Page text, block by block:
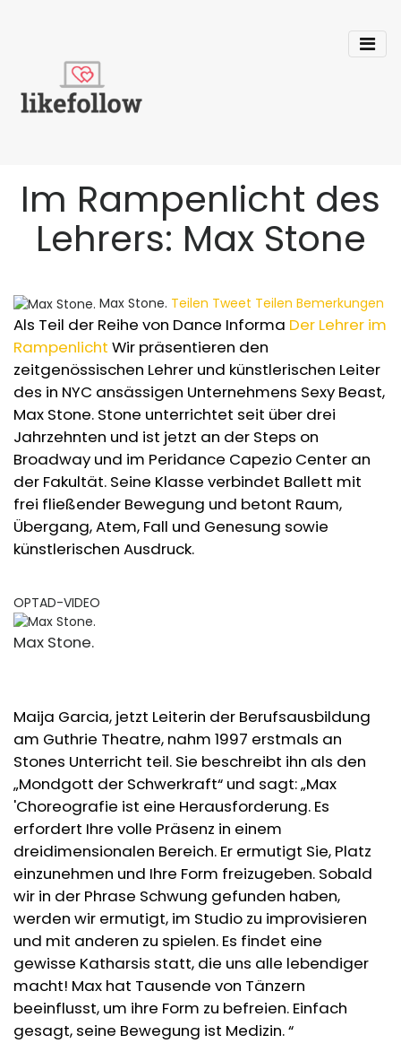
Im Rampenlicht des
Lehrers: Max Stone
Max Stone. Teilen Tweet Teilen Bemerkungen
Als Teil der Reihe von Dance Informa Der Lehrer im
Rampenlicht Wir präsentieren den
zeitgenössischen Lehrer und künstlerischen Leiter
des in NYC ansässigen Unternehmens Sexy Beast,
Max Stone. Stone unterrichtet seit über drei
Jahrzehnten und ist jetzt an der Steps on
Broadway und im Peridance Capezio Center an
der Fakultät. Seine Klasse verbindet Ballett mit
frei fließender Bewegung und betont Raum,
Übergang, Atem, Fall und Genesung sowie
künstlerischen Ausdruck.
OPTAD-VIDEO
Max Stone.
Maija Garcia, jetzt Leiterin der Berufsausbildung
am Guthrie Theatre, nahm 1997 erstmals an
Stones Unterricht teil. Sie beschreibt ihn als den
„Mondgott der Schwerkraft“ und sagt: „Max
'Choreografie ist eine Herausforderung. Es
erfordert Ihre volle Präsenz in einem
dreidimensionalen Bereich. Er ermutigt Sie, Platz
einzunehmen und Ihre Form freizugeben. Sobald
wir in der Phrase Schwung gefunden haben,
werden wir ermutigt, im Studio zu improvisieren
und mit anderen zu spielen. Es findet eine
gewisse Katharsis statt, die uns alle lebendiger
macht! Max hat Tausende von Tänzern
beeinflusst, um ihre Form zu befreien. Einfach
gesagt, seine Bewegung ist Medizin. “